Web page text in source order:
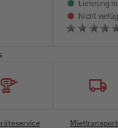
Lieferung
Nicht